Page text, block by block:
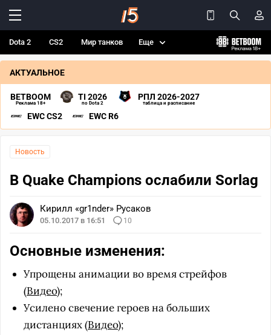
Dota 2 CS2 Мир танков Еще
АКТУАЛЬНОЕ
BETBOOM
Реклама 18+
TI 2026
по Dota 2
РПЛ 2026-2027
таблица и расписание
EWC CS2 EWC R6
Новость
В Quake Champions ослабили Sorlag
Кирилл «gr1nder» Русаков
05.10.2017 в 16:51 10
Основные изменения:
Упрощены анимации во время стрейфов
(Видео);
Усилено свечение героев на больших
дистанциях (Видео);